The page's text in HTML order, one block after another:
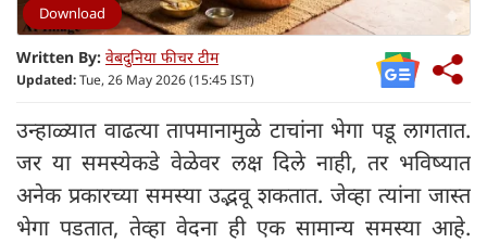
Download
Written By: वेबदुनिया फीचर टीम
Updated:Tue, 26 May 2026 (15:45 IST)
उन्हाळ्यात वाढत्या तापमानामुळे टाचांना भेगा पडू लागतात.
जर या समस्येकडे वेळेवर लक्ष दिले नाही, तर भविष्यात
अनेक प्रकारच्या समस्या उद्भवू शकतात. जेव्हा त्यांना जास्त
भेगा पडतात, तेव्हा वेदना ही एक सामान्य समस्या आहे.